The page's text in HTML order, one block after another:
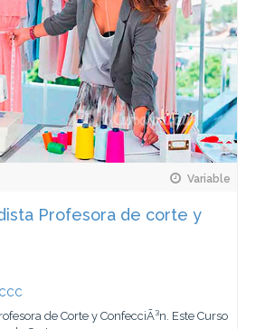
Variable
Profesora de corte y
de Corte y ConfecciÃ³n. Este Curso